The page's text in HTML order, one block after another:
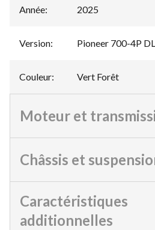
Année: 2025
Version: Pioneer 700-4P
Couleur: Vert Forêt
Moteur et
Châssis et
Caractéristiques
additionnelles